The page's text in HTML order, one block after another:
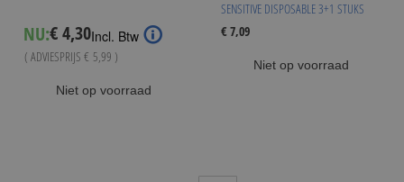
NU:Special
Price
€ 4,30Incl. Btw
( ADVIESPRIJS € 5,99 )
Niet op voorraad
SENSITIVE DISPOSABLE 3+1 STUKS
€ 7,09
Niet op voorraad